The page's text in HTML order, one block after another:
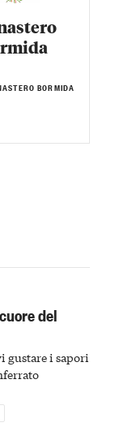
BORMIDA
del
gustare i sapori